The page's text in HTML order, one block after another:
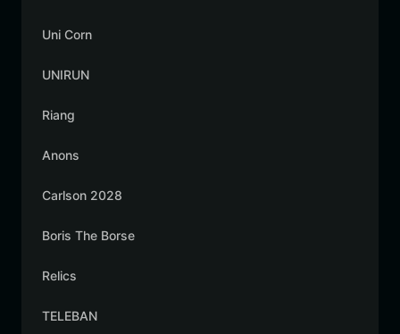
Uni Corn
UNIRUN
Riang
Anons
Carlson 2028
Boris The Borse
Relics
TELEBAN